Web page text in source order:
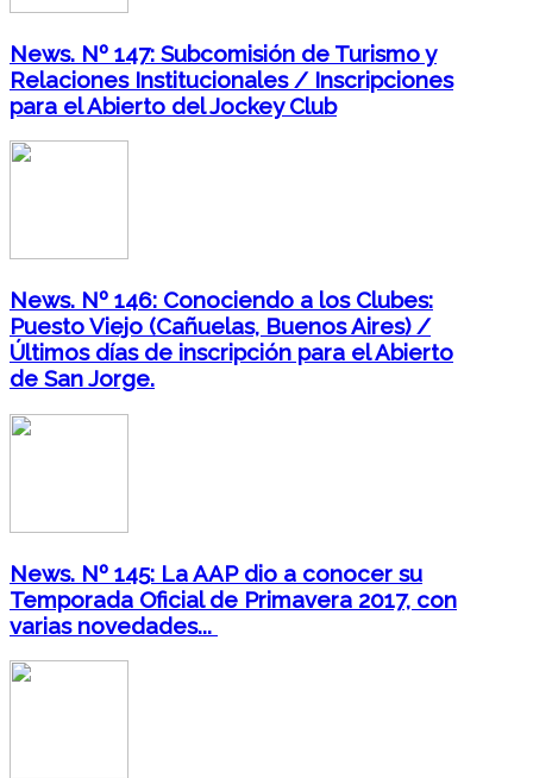
News. Nº 147: Subcomisión de Turismo y
Relaciones Institucionales / Inscripciones
para el Abierto del Jockey Club
News. Nº 146: Conociendo a los Clubes:
Puesto Viejo (Cañuelas, Buenos Aires) /
Últimos días de inscripción para el Abierto
de San Jorge.
News. Nº 145: La AAP dio a conocer su
Temporada Oficial de Primavera 2017, con
varias novedades...